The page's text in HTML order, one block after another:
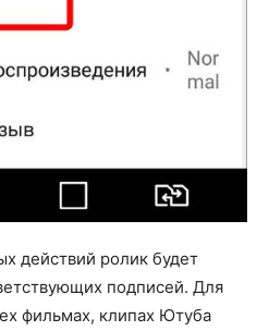
действий ролик будет
подписей. Для
фильмах, клипах Ютуба